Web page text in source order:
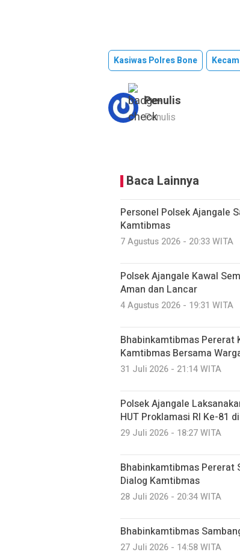
Kasiwas Polres Bone
Penulis
Penulis
Baca Lainnya
Personel Polsek Ajangale
Kamtibmas
7 Agustus 2026 - 20:33 WITA
Polsek Ajangale Kawal
Aman dan Lancar
4 Agustus 2026 - 19:31 WITA
Bhabinkamtibmas Pererat
Kamtibmas Bersama
31 Juli 2026 - 21:14 WITA
Polsek Ajangale
HUT Proklamasi RI Ke-81
29 Juli 2026 - 18:27 WITA
Bhabinkamtibmas Pererat
Dialog Kamtibmas
28 Juli 2026 - 20:34 WITA
Bhabinkamtibmas
27 Juli 2026 - 14:58 WITA